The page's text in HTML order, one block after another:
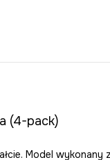
(4-pack)
Model wykonany